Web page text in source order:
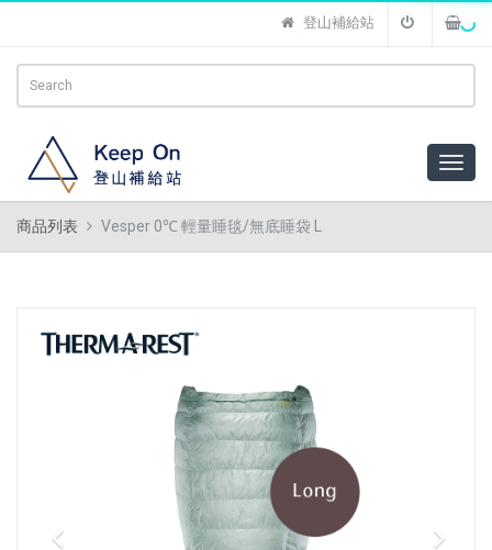
登山補給站
商品列表 Vesper 0℃ 輕量睡毯/無底睡袋 L